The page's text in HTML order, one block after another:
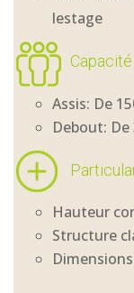
lestage
Capacité
Assis: De
Debout: De
Hauteur
Structure